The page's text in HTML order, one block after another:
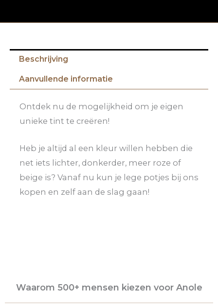
Beschrijving
Aanvullende informatie
Ontdek nu de mogelijkheid om je eigen
unieke tint te creëren!
Heb je altijd al een kleur willen hebben die
net iets lichter, donkerder, meer roze of
beige is? Vanaf nu kun je lege potjes bij ons
kopen en zelf aan de slag gaan!
Waarom 500+ mensen kiezen voor Anole